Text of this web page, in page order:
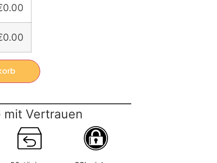
mit Vertrauen